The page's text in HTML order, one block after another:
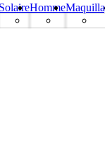
SolaireHomme